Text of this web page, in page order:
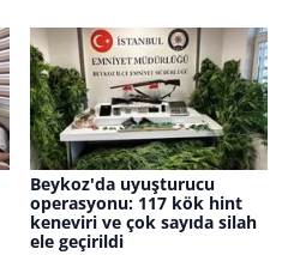
Beykoz'da uyuşturucu
operasyonu: 117 kök hint
keneviri ve çok sayıda silah
ele geçirildi